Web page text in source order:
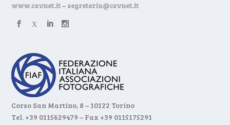
www.csvnet.it– segreteria@csvnet.it
Corso San Martino, 8 – 10122 Torino
Tel. +39 0115629479 – Fax +39 0115175291